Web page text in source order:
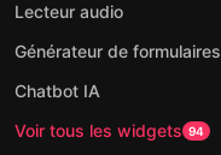
Lecteur audio
Générateur de formulaires
Chatbot IA
Voir tous les widgets 94